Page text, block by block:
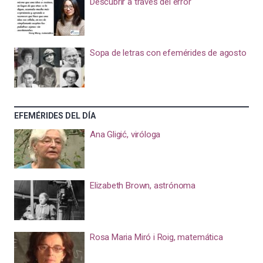
Sopa de letras con efemérides de agosto
EFEMÉRIDES DEL DÍA
Ana Gligić, viróloga
Elizabeth Brown, astrónoma
Rosa Maria Miró i Roig, matemática